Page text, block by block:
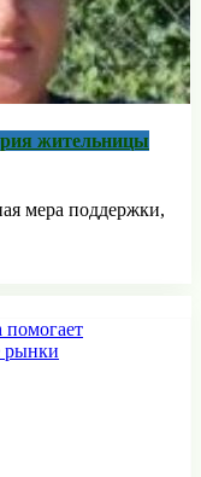
жительницы
мера поддержки,